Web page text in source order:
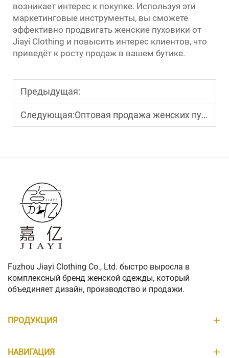
возникает интерес к покупке. Используя эти
маркетинговые инструменты, вы сможете
эффективно продвигать женские пуховики от
Jiayi Clothing и повысить интерес клиентов, что
приведёт к росту продаж в вашем бутике.
Предыдущая:
Следующая:Оптовая продажа женских пуховиков: окончательное руководство по закупкам для владельцев бутиков
Fuzhou Jiayi Clothing Co., Ltd. быстро выросла в
комплексный бренд женской одежды, который
объединяет дизайн, производство и продажи.
ПРОДУКЦИЯ
НАВИГАЦИЯ